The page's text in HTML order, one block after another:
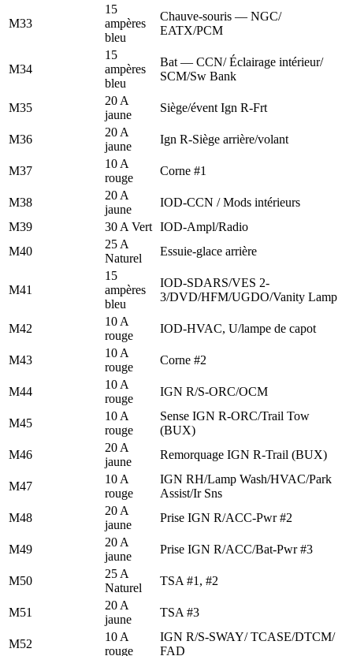
M33
15
ampères
bleu
Chauve-souris — NGC/
EATX/PCM
M34
15
ampères
bleu
Bat — CCN/ Éclairage intérieur/
SCM/Sw Bank
M35
20 A
jaune
Siège/évent Ign R-Frt
M36
20 A
jaune
Ign R-Siège arrière/volant
M37
10 A
rouge
Corne #1
M38
20 A
jaune
IOD-CCN / Mods intérieurs
M39
30 A Vert IOD-Ampl/Radio
M40
25 A
Naturel
Essuie-glace arrière
M41
15
ampères
bleu
IOD-SDARS/VES 2-
3/DVD/HFM/UGDO/Vanity Lamp
M42
10 A
rouge
IOD-HVAC, U/lampe de capot
M43
10 A
rouge
Corne #2
M44
10 A
rouge
IGN R/S-ORC/OCM
M45
10 A
rouge
Sense IGN R-ORC/Trail Tow
(BUX)
M46
20 A
jaune
Remorquage IGN R-Trail (BUX)
M47
10 A
rouge
IGN RH/Lamp Wash/HVAC/Park
Assist/Ir Sns
M48
20 A
jaune
Prise IGN R/ACC-Pwr #2
M49
20 A
jaune
Prise IGN R/ACC/Bat-Pwr #3
M50
25 A
Naturel
TSA #1, #2
M51
20 A
jaune
TSA #3
M52
10 A
rouge
IGN R/S-SWAY/ TCASE/DTCM/
FAD